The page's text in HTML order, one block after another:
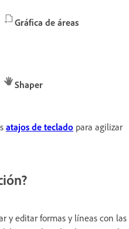
Gráfica de áreas
Shaper
atajos de teclado para agilizar
y editar formas y líneas con las